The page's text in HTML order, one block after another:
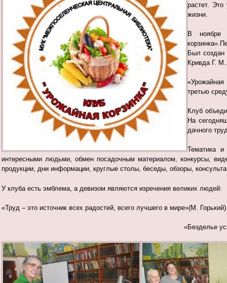
растет.
жизни.
В ноябре
Был
Кривда Г.
третью
Клуб
На
дачного
Тематика
интересными людьми, обмен посадочным материалом, конкурсы,
продукции, дни информации, круглые столы, беседы, обзоры,
У клуба есть эмблема, а девизом являются изречения великих людей:
«Труд – это источник всех радостей, всего лучшего в мире»(М.
«Безделье